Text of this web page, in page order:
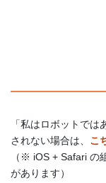
「私はロボットで
されない場合は、 こ
（※ iOS + Safari の
があります）